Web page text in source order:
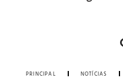
PRINCIPAL NOTÍCIAS